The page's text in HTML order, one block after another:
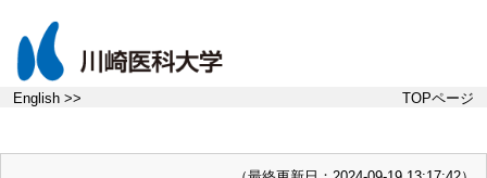
English >> TOPページ